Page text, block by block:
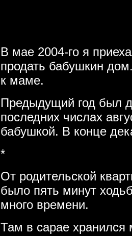
В мае 2004-го я
продать бабушкин
к маме.
Предыдущий год был
последних числах
бабушкой. В конце
*
От родительской
было пять минут
много времени.
Там в сарае хранился